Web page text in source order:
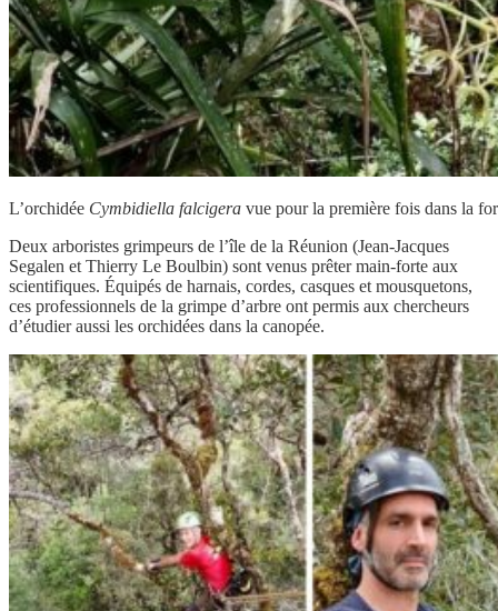
L’orchidée Cymbidiella falcigera vue pour la première fois dans la
Deux arboristes grimpeurs de l’île de la Réunion (Jean-Jacques
Segalen et Thierry Le Boulbin) sont venus prêter main-forte aux
scientifiques. Équipés de harnais, cordes, casques et mousquetons,
ces professionnels de la grimpe d’arbre ont permis aux chercheurs
d’étudier aussi les orchidées dans la canopée.